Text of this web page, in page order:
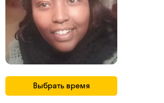
Выбрать время